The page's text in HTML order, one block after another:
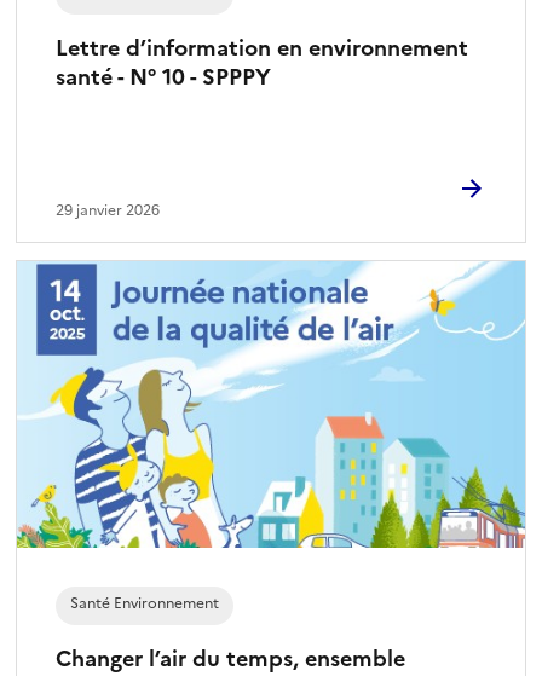
Lettre d’information en environnement
santé - N° 10 - SPPPY
29 janvier 2026
Changer l’air du temps, ensemble
Santé Environnement